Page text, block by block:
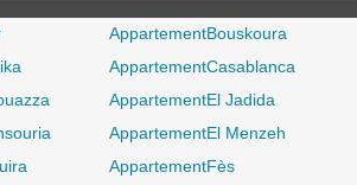
AppartementBouskoura
AppartementCasablanca
AppartementEl Jadida
AppartementEl Menzeh
AppartementFès